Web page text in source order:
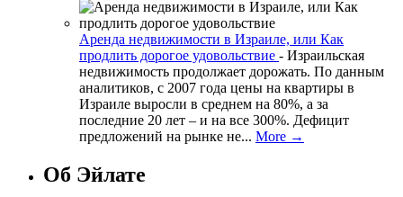
Аренда недвижимости в Израиле, или Как
продлить дорогое удовольствие - Израильская
недвижимость продолжает дорожать. По данным
аналитиков, с 2007 года цены на квартиры в
Израиле выросли в среднем на 80%, а за
последние 20 лет – и на все 300%. Дефицит
предложений на рынке не... More →
Об Эйлате